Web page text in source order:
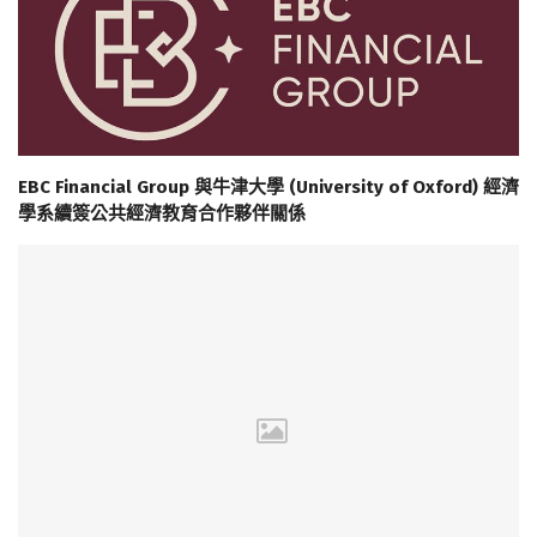
EBC Financial Group 與牛津大學 (University of Oxford) 經濟
學系續簽公共經濟教育合作夥伴關係